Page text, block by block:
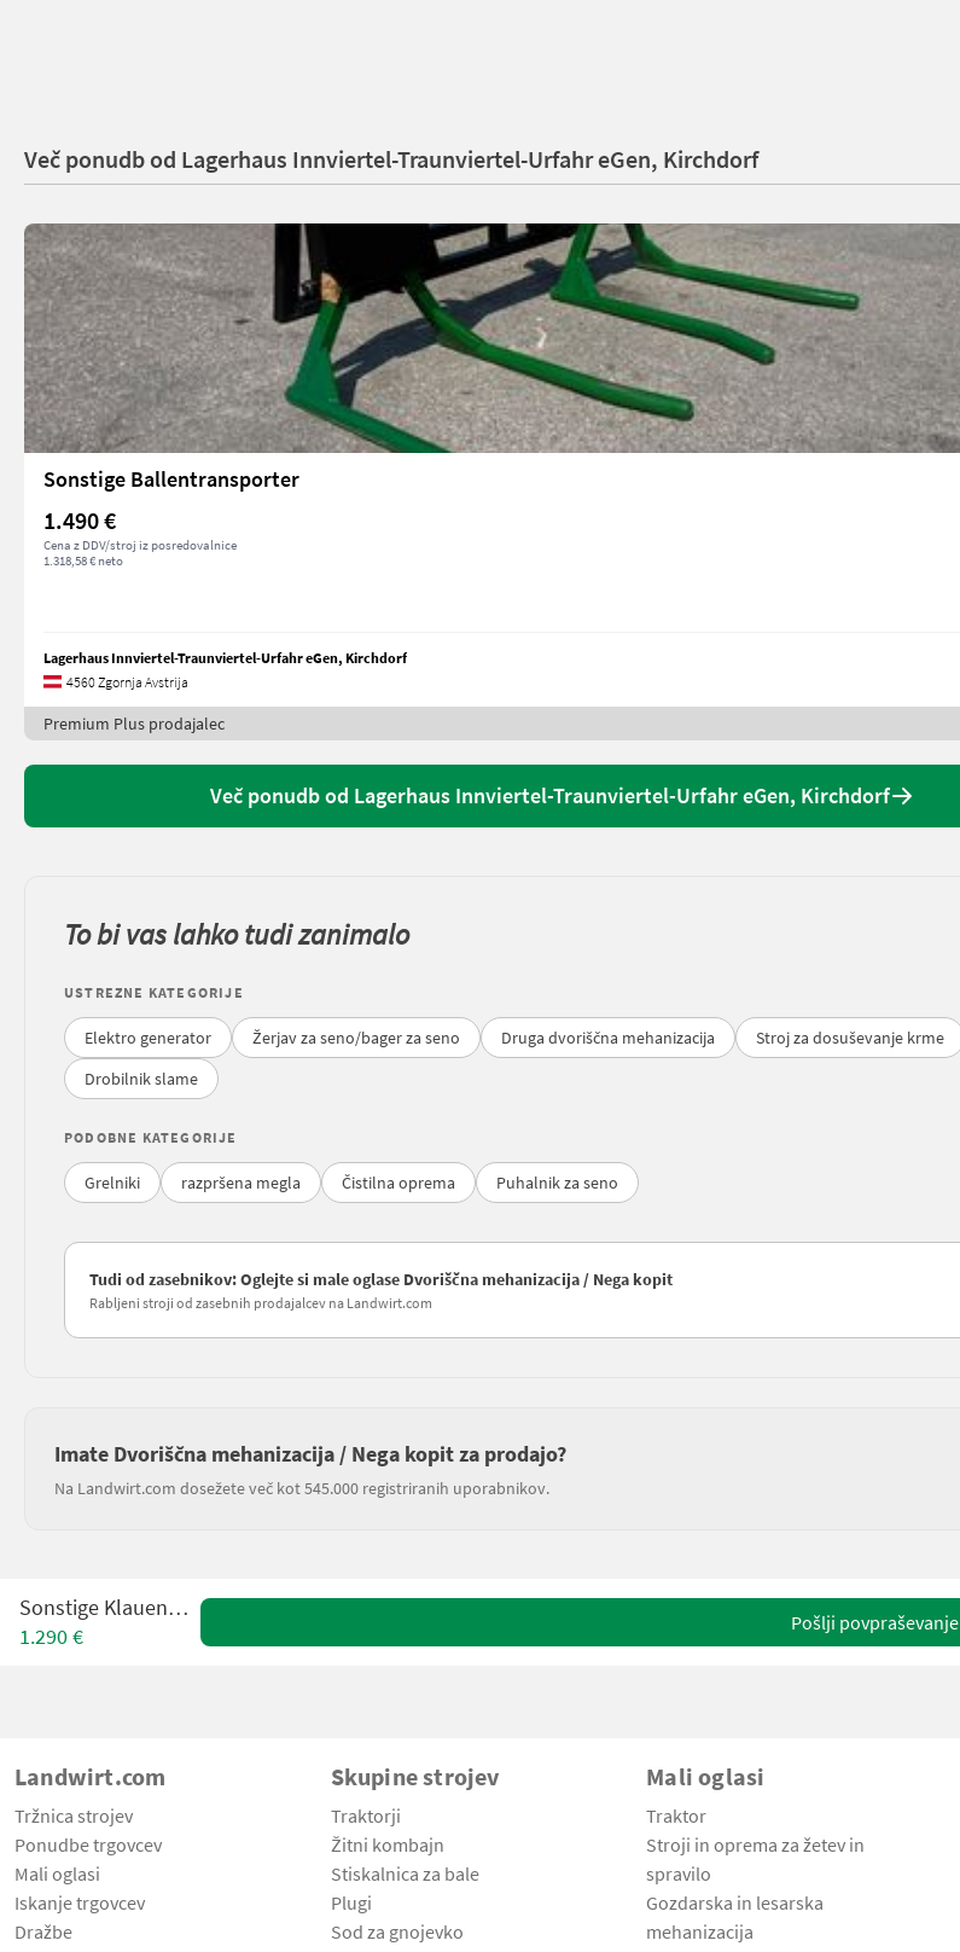
Več ponudb od Lagerhaus Innviertel-Traunviertel-Urfahr eGen, Kirchdorf
Sonstige Ballentransporter
1.490 €
Cena z DDV/stroj iz posredovalnice
1.318,58 € neto
Lagerhaus Innviertel-Traunviertel-Urfahr eGen, Kirchdorf
4560 Zgornja Avstrija
Premium Plus prodajalec
Več ponudb od Lagerhaus Innviertel-Traunviertel-Urfahr eGen, Kirchdorf
To bi vas lahko tudi zanimalo
USTREZNE KATEGORIJE
Elektro generator Žerjav za seno/bager za seno Druga dvoriščna mehanizacija Stroj za dosuševanje krme
Drobilnik slame
PODOBNE KATEGORIJE
Grelniki razpršena megla Čistilna oprema Puhalnik za seno
Tudi od zasebnikov: Oglejte si male oglase Dvoriščna mehanizacija / Nega kopit
Rabljeni stroji od zasebnih prodajalcev na Landwirt.com
Imate Dvoriščna mehanizacija / Nega kopit za prodajo?
Na Landwirt.com dosežete več kot 545.000 registriranih uporabnikov.
Sonstige Klauenpflege
1.290 €
Pošlji povpraševanje
Landwirt.com
Tržnica strojev
Ponudbe trgovcev
Mali oglasi
Iskanje trgovcev
Dražbe
Skupine strojev
Traktorji
Žitni kombajn
Stiskalnica za bale
Plugi
Sod za gnojevko
Mali oglasi
Traktor
Stroji in oprema za žetev in
spravilo
Gozdarska in lesarska
mehanizacija